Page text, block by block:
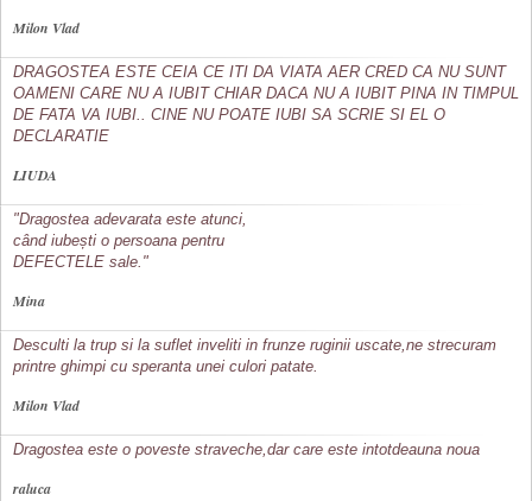
Milon Vlad
DRAGOSTEA ESTE CEIA CE ITI DA VIATA AER CRED CA NU SUNT
OAMENI CARE NU A IUBIT CHIAR DACA NU A IUBIT PINA IN TIMPUL
DE FATA VA IUBI.. CINE NU POATE IUBI SA SCRIE SI EL O
DECLARATIE
LIUDA
"Dragostea adevarata este atunci,
când iubești o persoana pentru
DEFECTELE sale."
Mina
Desculti la trup si la suflet inveliti in frunze ruginii uscate,ne strecuram
printre ghimpi cu speranta unei culori patate.
Milon Vlad
Dragostea este o poveste straveche,dar care este intotdeauna noua
raluca